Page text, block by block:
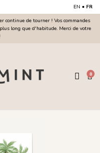
EN • FR
continue de tourner ! Vos commandes
long que d'habitude. Merci de votre
0